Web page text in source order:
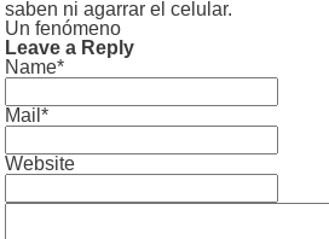
saben ni agarrar el celular.
Un fenómeno
Leave a Reply
Name*
Mail*
Website